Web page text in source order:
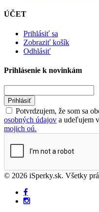
ÚČET
Prihlásiť sa
Zobraziť košík
Odhlásiť
Prihlásenie k novinkám
Prihlásiť
Potvrdzujem, že som sa
osobných údajov a udeľujem
mojich oú.
© 2026 iSperky.sk. Všetky